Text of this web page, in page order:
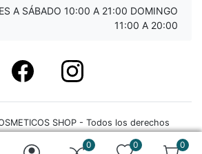
0 0 0
A SÁBADO 10:00 A 21:00 DOMINGO
11:00 A 20:00
Facebook instagram
SHOP - Todos los derechos